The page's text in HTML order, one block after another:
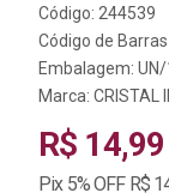
Código: 244539
Código de
Embalagem: UN/
Marca: CRISTAL
R$ 14,99
Pix 5% OFF R$